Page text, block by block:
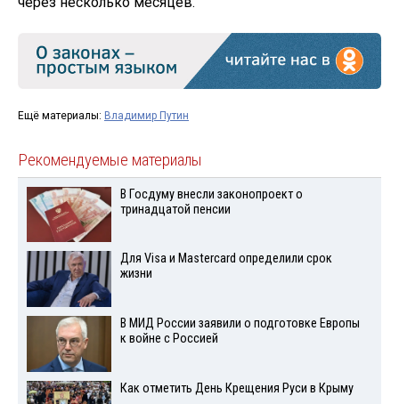
Ещё материалы: Владимир Путин
Рекомендуемые материалы
В Госдуму внесли законопроект о
тринадцатой пенсии
Для Visа и Mastercard определили срок
жизни
В МИД России заявили о подготовке Европы
к войне с Россией
Как отметить День Крещения Руси в Крыму